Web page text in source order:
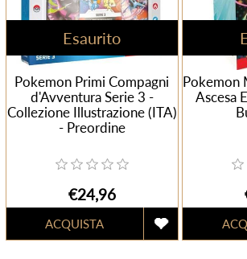
Esaurito
Pokemon Primi Compagni
d'Avventura Serie 3 -
Collezione Illustrazione (ITA)
- Preordine
€24,96
Pokemon
Ascesa